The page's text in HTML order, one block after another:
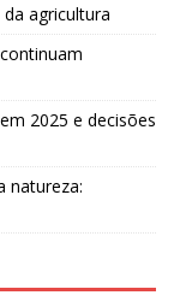
agricultura
2025 e decisões
natureza: